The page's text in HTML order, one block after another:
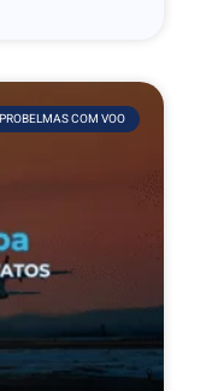
PROBELMAS COM VOO